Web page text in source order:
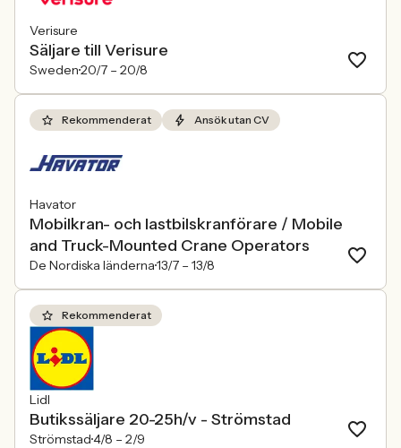
Verisure
Säljare till Verisure
Sweden20/7 – 20/8
Rekommenderat Ansök utan CV
Havator
Mobilkran- och lastbilskranförare / Mobile
and Truck-Mounted Crane Operators
De Nordiska länderna13/7 – 13/8
Rekommenderat
Lidl
Butikssäljare 20-25h/v - Strömstad
Strömstad4/8 – 2/9